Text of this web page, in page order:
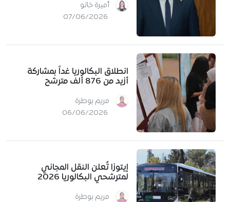
أميرة خاتو
07/06/2026
انطلاق البكالوريا غداً بمشاركة
أزيد من 876 ألف مترشح
مريم بوطرة
06/06/2026
إيتوزا تُعلن النقل المجاني
لمترشحي البكالوريا 2026
مريم بوطرة